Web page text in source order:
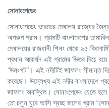
সোনাংপেডেং
সোনাংপেডেং ভারতের মেঘালয় রাজ্যের
অপরুপ গ্রাম। গ্রামটি বাংলাদেশের
মেঘালয়ের রাজধানী শিলং থেকে ৯৫
প্রধান আকর্ষন এই গ্রামের ভিতর দিয়ে
“উমংগট”। এই নদীটিই জাফলং সীমান্ত
করেছে। উল্লেখ্য এই নদীর বাংলাদেশে
জাফলং অবস্থিত। সোনাংপেডেং যেতে হলে
তো চলুন ঘুরে আসি স্বচ্ছ জলের গ্রাম